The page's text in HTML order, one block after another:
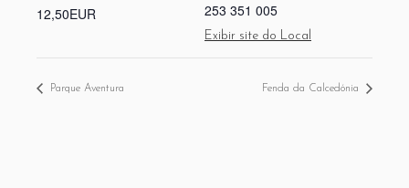
12,50EUR
253 351 005
Exibir site do Local
Parque Aventura Fenda da Calcedónia